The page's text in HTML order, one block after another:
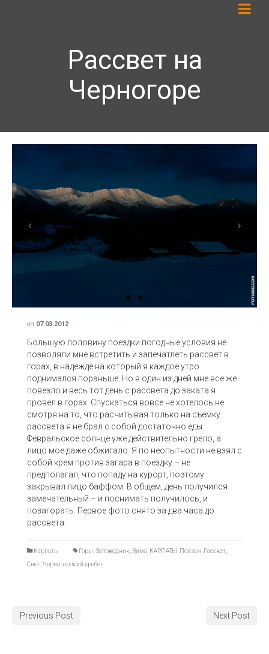
Рассвет на
Черногоре
Previous
on 07.03.2012
Большую половину поездки погодные условия не
позволяли мне встретить и запечатлеть рассвет в
горах, в надежде на который я каждое утро
поднимался пораньше. Но в один из дней мне все же
повезло и весь тот день с рассвета до заката я
провел в горах. Спускаться вовсе не хотелось не
смотря на то, что расчитывая только на съемку
рассвета я не брал с собой достаточно еды.
Февральское солнце уже действительно грело, а
лицо мое даже обжигало. Я по неопытности не взял с
собой крем против загара в поездку – не
предполагал, что попаду на курорт, поэтому
закрывал лицо баффом. В общем, день получился
замечательный – и поснимать получилось, и
позагорать. Первое фото снято за два часа до
рассвета.
Карпаты Горы Заповедник Зима КАРПАТЫ Пейзаж Рассвет
Снег Черногорский хребет
Previous Post Next Post